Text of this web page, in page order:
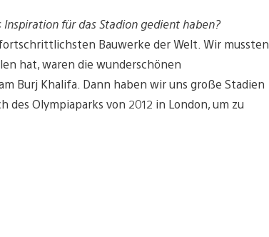
für das Stadion gedient haben?
Bauwerke der Welt. Wir mussten
hat, waren die wunderschönen
Burj Khalifa. Dann haben wir uns große Stadien
Olympiaparks von 2012 in London, um zu